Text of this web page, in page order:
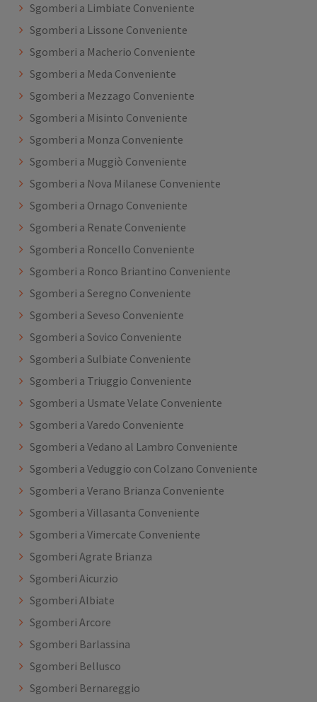
Sgomberi a Limbiate Conveniente
Sgomberi a Lissone Conveniente
Sgomberi a Macherio Conveniente
Sgomberi a Meda Conveniente
Sgomberi a Mezzago Conveniente
Sgomberi a Misinto Conveniente
Sgomberi a Monza Conveniente
Sgomberi a Muggiò Conveniente
Sgomberi a Nova Milanese Conveniente
Sgomberi a Ornago Conveniente
Sgomberi a Renate Conveniente
Sgomberi a Roncello Conveniente
Sgomberi a Ronco Briantino Conveniente
Sgomberi a Seregno Conveniente
Sgomberi a Seveso Conveniente
Sgomberi a Sovico Conveniente
Sgomberi a Sulbiate Conveniente
Sgomberi a Triuggio Conveniente
Sgomberi a Usmate Velate Conveniente
Sgomberi a Varedo Conveniente
Sgomberi a Vedano al Lambro Conveniente
Sgomberi a Veduggio con Colzano Conveniente
Sgomberi a Verano Brianza Conveniente
Sgomberi a Villasanta Conveniente
Sgomberi a Vimercate Conveniente
Sgomberi Agrate Brianza
Sgomberi Aicurzio
Sgomberi Albiate
Sgomberi Arcore
Sgomberi Barlassina
Sgomberi Bellusco
Sgomberi Bernareggio